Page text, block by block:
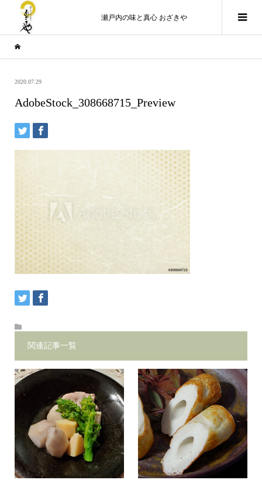
瀬戸内の味と真心 おざきや
2020.07.29
AdobeStock_308668715_Preview
関連記事一覧